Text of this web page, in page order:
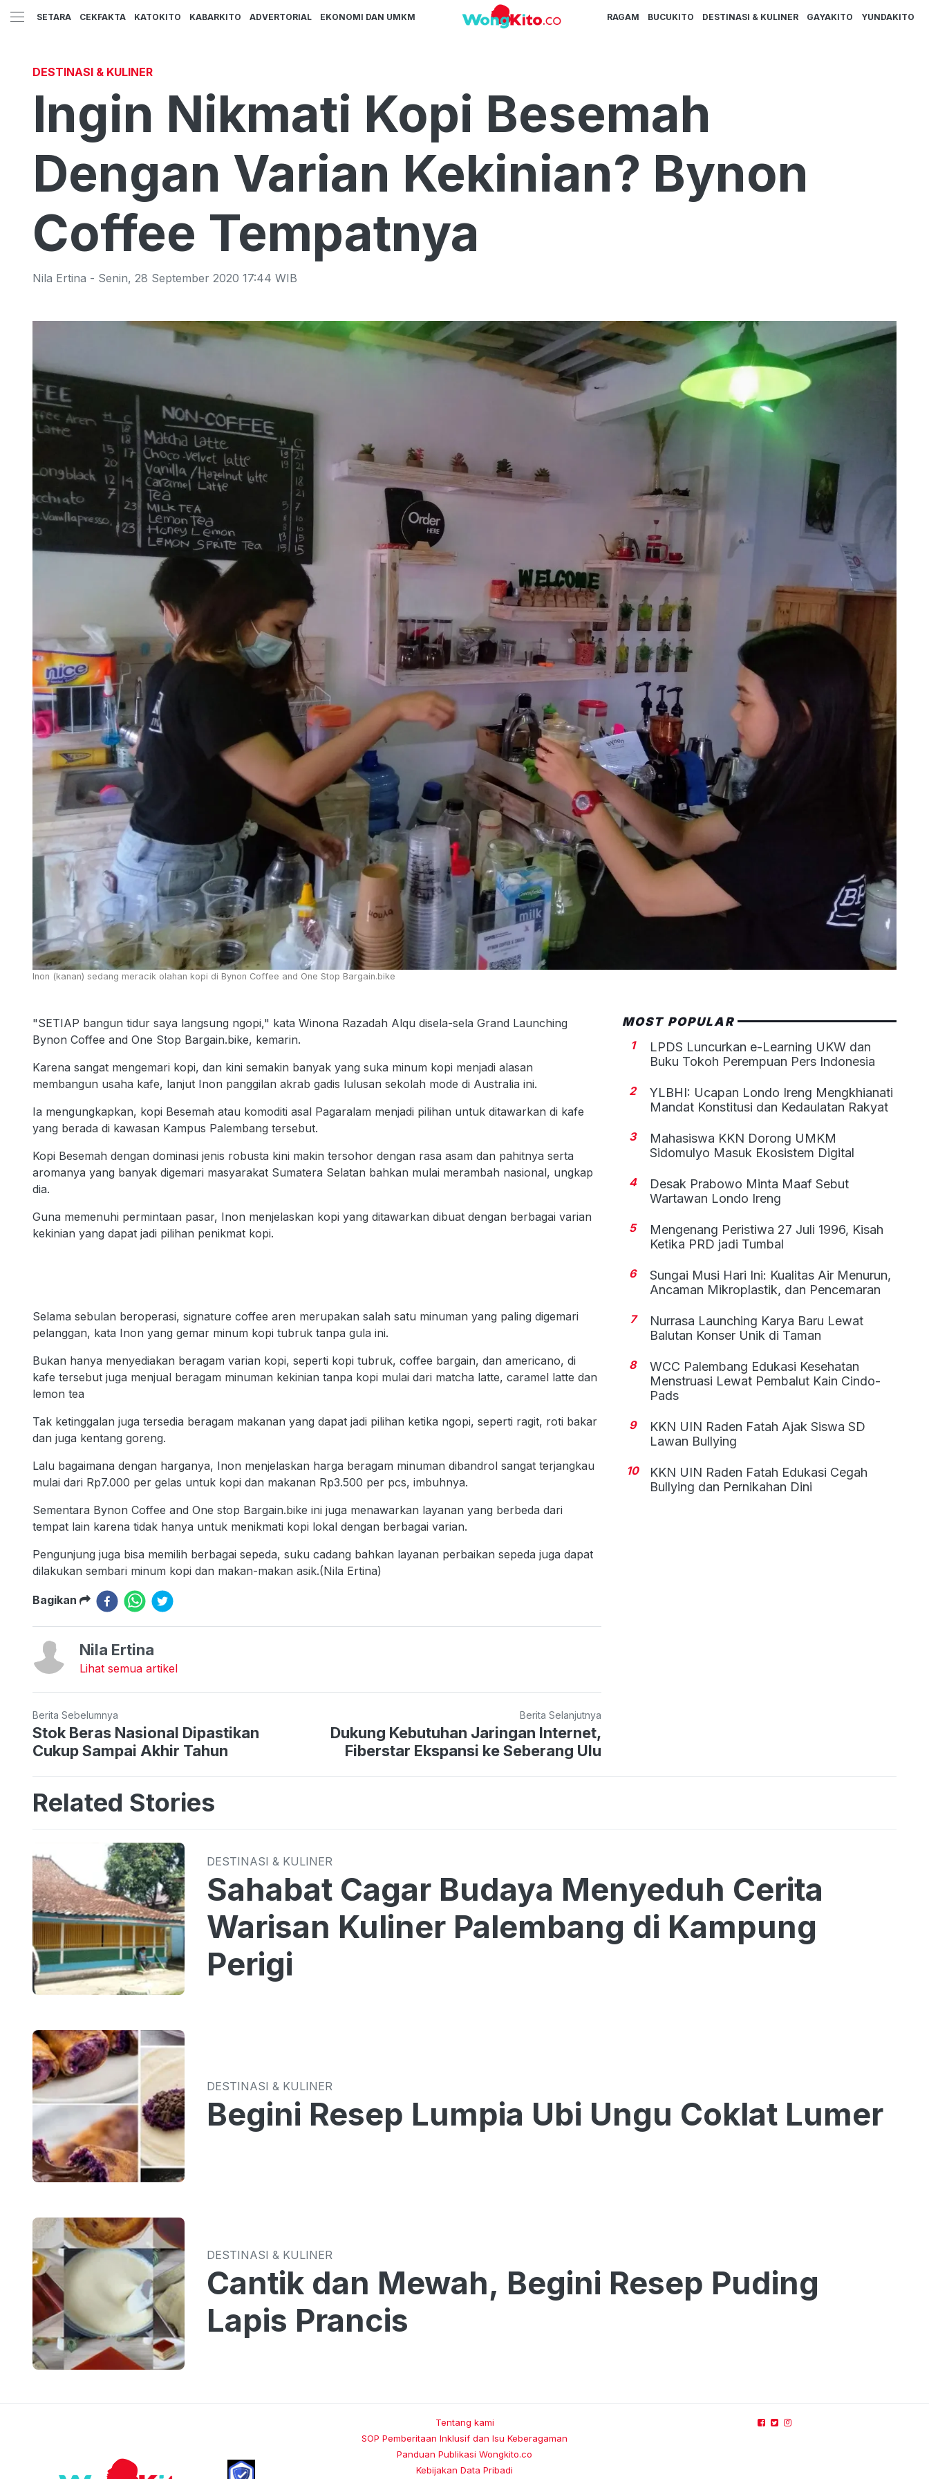
SETARA CEKFAKTA KATOKITO KABARKITO ADVERTORIAL EKONOMI DAN UMKM RAGAM BUCUKITO DESTINASI & KULINER GAYAKITO YUNDAKITO
DESTINASI & KULINER
Ingin Nikmati Kopi Besemah
Dengan Varian Kekinian? Bynon
Coffee Tempatnya
Nila Ertina - Senin, 28 September 2020 17:44 WIB
Inon (kanan) sedang meracik olahan kopi di Bynon Coffee and One Stop Bargain.bike
"SETIAP bangun tidur saya langsung ngopi," kata Winona Razadah Alqu disela-sela Grand Launching
Bynon Coffee and One Stop Bargain.bike, kemarin.
Karena sangat mengemari kopi, dan kini semakin banyak yang suka minum kopi menjadi alasan
membangun usaha kafe, lanjut Inon panggilan akrab gadis lulusan sekolah mode di Australia ini.
Ia mengungkapkan, kopi Besemah atau komoditi asal Pagaralam menjadi pilihan untuk ditawarkan di kafe
yang berada di kawasan Kampus Palembang tersebut.
Kopi Besemah dengan dominasi jenis robusta kini makin tersohor dengan rasa asam dan pahitnya serta
aromanya yang banyak digemari masyarakat Sumatera Selatan bahkan mulai merambah nasional, ungkap
dia.
Guna memenuhi permintaan pasar, Inon menjelaskan kopi yang ditawarkan dibuat dengan berbagai varian
kekinian yang dapat jadi pilihan penikmat kopi.
Selama sebulan beroperasi, signature coffee aren merupakan salah satu minuman yang paling digemari
pelanggan, kata Inon yang gemar minum kopi tubruk tanpa gula ini.
Bukan hanya menyediakan beragam varian kopi, seperti kopi tubruk, coffee bargain, dan americano, di
kafe tersebut juga menjual beragam minuman kekinian tanpa kopi mulai dari matcha latte, caramel latte dan
lemon tea
Tak ketinggalan juga tersedia beragam makanan yang dapat jadi pilihan ketika ngopi, seperti ragit, roti bakar
dan juga kentang goreng.
Lalu bagaimana dengan harganya, Inon menjelaskan harga beragam minuman dibandrol sangat terjangkau
mulai dari Rp7.000 per gelas untuk kopi dan makanan Rp3.500 per pcs, imbuhnya.
Sementara Bynon Coffee and One stop Bargain.bike ini juga menawarkan layanan yang berbeda dari
tempat lain karena tidak hanya untuk menikmati kopi lokal dengan berbagai varian.
Pengunjung juga bisa memilih berbagai sepeda, suku cadang bahkan layanan perbaikan sepeda juga dapat
dilakukan sembari minum kopi dan makan-makan asik.(Nila Ertina)
Bagikan
Nila Ertina
Lihat semua artikel
Berita Sebelumnya
Stok Beras Nasional Dipastikan
Cukup Sampai Akhir Tahun
Berita Selanjutnya
Dukung Kebutuhan Jaringan Internet,
Fiberstar Ekspansi ke Seberang Ulu
MOST POPULAR
1
LPDS Luncurkan e-Learning UKW dan
Buku Tokoh Perempuan Pers Indonesia
2
YLBHI: Ucapan Londo Ireng Mengkhianati
Mandat Konstitusi dan Kedaulatan Rakyat
3
Mahasiswa KKN Dorong UMKM
Sidomulyo Masuk Ekosistem Digital
4
Desak Prabowo Minta Maaf Sebut
Wartawan Londo Ireng
5
Mengenang Peristiwa 27 Juli 1996, Kisah
Ketika PRD jadi Tumbal
6
Sungai Musi Hari Ini: Kualitas Air Menurun,
Ancaman Mikroplastik, dan Pencemaran
7
Nurrasa Launching Karya Baru Lewat
Balutan Konser Unik di Taman
8
WCC Palembang Edukasi Kesehatan
Menstruasi Lewat Pembalut Kain Cindo-
Pads
9
KKN UIN Raden Fatah Ajak Siswa SD
Lawan Bullying
10
KKN UIN Raden Fatah Edukasi Cegah
Bullying dan Pernikahan Dini
Related Stories
DESTINASI & KULINER
Sahabat Cagar Budaya Menyeduh Cerita
Warisan Kuliner Palembang di Kampung
Perigi
DESTINASI & KULINER
Begini Resep Lumpia Ubi Ungu Coklat Lumer
DESTINASI & KULINER
Cantik dan Mewah, Begini Resep Puding
Lapis Prancis
Tentang kami
SOP Pemberitaan Inklusif dan Isu Keberagaman
Panduan Publikasi Wongkito.co
Kebijakan Data Pribadi